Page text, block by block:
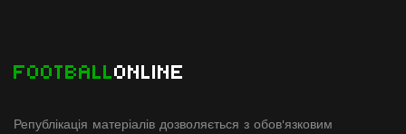
FOOTBALLONLINE
Републікація матеріалів дозволяється з обов'язковим